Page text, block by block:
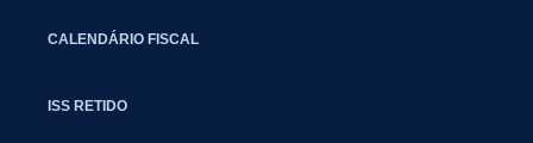
CALENDÁRIO FISCAL
ISS RETIDO